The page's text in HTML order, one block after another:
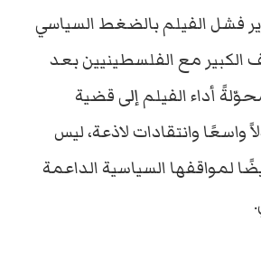
فشل الفيلم بالضغط السياسي
الكبير مع الفلسطينيين بعد
محوّلةً أداء الفيلم إلى قضية
واسعًا وانتقادات لاذعة، ليس
لمواقفها السياسية الداعمة